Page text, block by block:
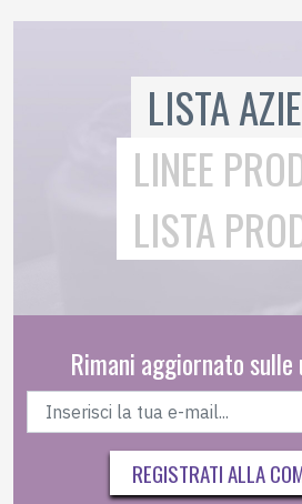
LISTA
LINEE
LISTA
Rimani aggiornato
REGISTRATI ALLA